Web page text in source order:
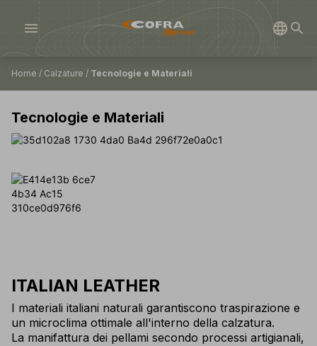
menu
Home / Calzature / Tecnologie e Materiali
Tecnologie e Materiali
ITALIAN LEATHER
I materiali italiani naturali garantiscono traspirazione e
un microclima ottimale all'interno della calzatura.
La manifattura dei pellami secondo processi artigianali,